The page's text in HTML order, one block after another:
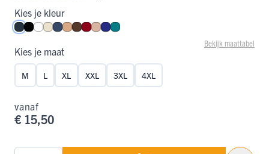
Kies je kleur
NavyZwart
WitIvoorDonkerblauw
Cappuccino
Espresso
Donkerrood
Caffè Latte
Royal Blue
Smaragd
Bekijk maattabel
Kies je maat
M L XL XXL 3XL 4XL
vanaf
€ 15,50